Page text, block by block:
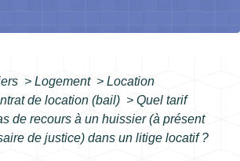
> Logement > Location
de location (bail) > Quel tarif
de recours à un huissier (à présent
de justice) dans un litige locatif ?